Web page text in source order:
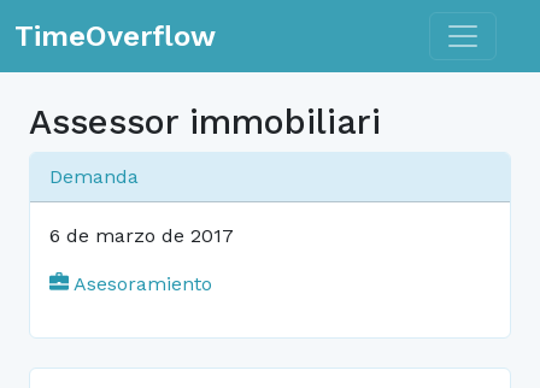
TimeOverflow Toggle
Assessor immobiliari
Demanda
6 de marzo de 2017
Asesoramiento